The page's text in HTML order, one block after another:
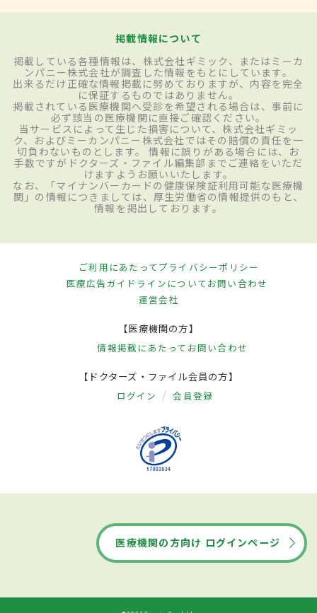
掲載情報について
掲載している各種情報は、株式会社ギミック、またはミーカ
ンパニー株式会社が調査した情報をもとにしています。
出来るだけ正確な情報掲載に努めておりますが、内容を完全
に保証するものではありません。
掲載されている医療機関へ受診を希望される場合は、事前に
必ず該当の医療機関に直接ご確認ください。
当サービスによって生じた損害について、株式会社ギミッ
ク、およびミーカンパニー株式会社ではその賠償の責任を一
切負わないものとします。 情報に誤りがある場合には、お
手数ですがドクターズ・ファイル編集部までご連絡をいただ
けますようお願いいたします。
なお、「マイナンバーカードの健康保険証利用可能な医療機
関」の情報につきましては、厚生労働省の情報提供のもと、
情報を掲出しております。
ご利用にあたってプライバシーポリシー
医療広告ガイドラインについてお問い合わせ
運営会社
【医療機関の方】
情報掲載にあたって お問い合わせ
【ドクターズ・ファイル会員の方】
ログイン 会員登録
医療機関の方向け ログインページ